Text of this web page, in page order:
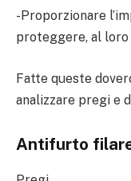
-Proporzionare
proteggere, al loro
Fatte queste
analizzare pregi e
Antifurto